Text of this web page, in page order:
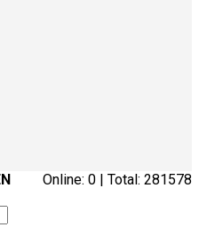
Online: 0 | Total: 281578